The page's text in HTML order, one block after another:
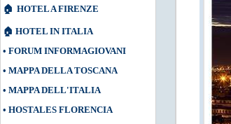
🏠 HOTEL A FIRENZE
🏠 HOTEL IN ITALIA
• FORUM INFORMAGIOVANI
• MAPPA DELLA TOSCANA
• MAPPA DELL'ITALIA
• HOSTALES FLORENCIA